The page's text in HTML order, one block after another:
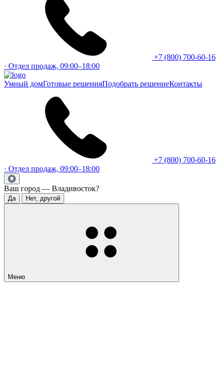
+7 (800) 700-60-16
· Отдел продаж, 09:00–18:00
Умный домГотовые решенияПодобрать решениеКонтакты
+7 (800) 700-60-16
· Отдел продаж, 09:00–18:00
Ваш город — Владивосток?
Да Нет, другой
Меню